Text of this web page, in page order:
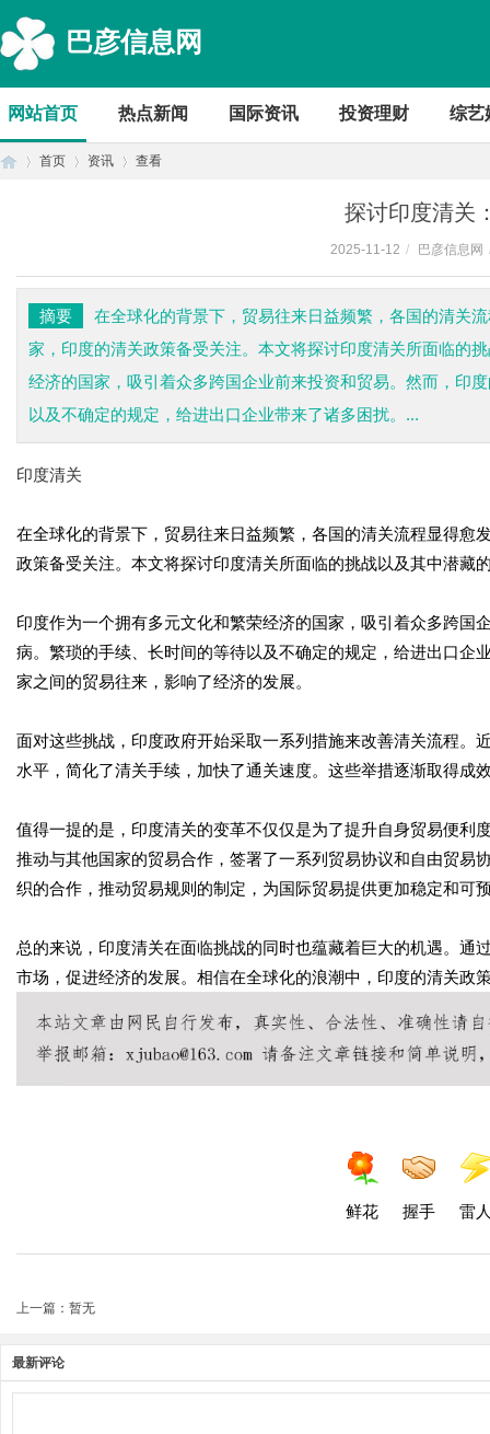
巴彦信息网
网站首页 热点新闻 国际资讯 投资理财 综艺
首页 资讯 查看
探讨印度清关
2025-11-12 / 巴彦信息网
摘要
在全球化的背景下，贸易往来日益频繁，各国的清关
家，印度的清关政策备受关注。本文将探讨印度清关所面临的
经济的国家，吸引着众多跨国企业前来投资和贸易。然而，印
以及不确定的规定，给进出口企业带来了诸多困扰。...
印度清关
在全球化的背景下，贸易往来日益频繁，各国的清关流程显得愈
政策备受关注。本文将探讨印度清关所面临的挑战以及其中潜藏
印度作为一个拥有多元文化和繁荣经济的国家，吸引着众多跨
病。繁琐的手续、长时间的等待以及不确定的规定，给进出口企
家之间的贸易往来，影响了经济的发展。
面对这些挑战，印度政府开始采取一系列措施来改善清关流程。
水平，简化了清关手续，加快了通关速度。这些举措逐渐取得成
值得一提的是，印度清关的变革不仅仅是为了提升自身贸易便利
推动与其他国家的贸易合作，签署了一系列贸易协议和自由贸易
织的合作，推动贸易规则的制定，为国际贸易提供更加稳定和可
总的来说，印度清关在面临挑战的同时也蕴藏着巨大的机遇。
市场，促进经济的发展。相信在全球化的浪潮中，印度的清关政
鲜花 握手 雷
上一篇：暂无
最新评论